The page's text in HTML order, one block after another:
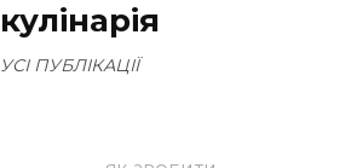
кулінарія
УСІ ПУБЛІКАЦІЇ